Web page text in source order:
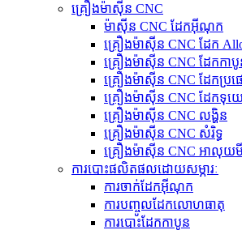
គ្រឿងម៉ាស៊ីន CNC
ម៉ាស៊ីន CNC ដែកអ៊ីណុក
គ្រឿងម៉ាស៊ីន CNC ដែក
គ្រឿងម៉ាស៊ីន CNC ដែកកាបូ
គ្រឿងម៉ាស៊ីន CNC ដែកប្រផ
គ្រឿងម៉ាស៊ីន CNC ដែកទុយ
គ្រឿងម៉ាស៊ីន CNC លង្ហិន
គ្រឿងម៉ាស៊ីន CNC សំរិទ្ធ
គ្រឿងម៉ាស៊ីន CNC អាលុយ
ការបោះផលិតផលដោយសម្ភារៈ
ការចាក់ដែកអ៊ីណុក
ការបញ្ចូលដែកលោហធាតុ
ការបោះដែកកាបូន